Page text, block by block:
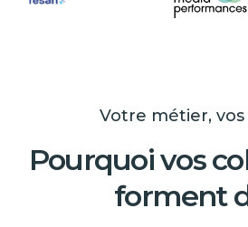
Votre métier,
Pourquoi vos
forment